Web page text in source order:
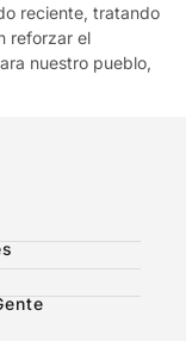
reciente, tratando
reforzar el
nuestro pueblo,